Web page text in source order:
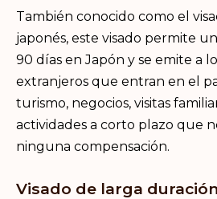
También conocido como el
japonés, este visado permite
90 días en Japón y se emite a
extranjeros que entran en el
turismo, negocios, visitas
actividades a corto plazo que
ninguna compensación.
Visado de larga